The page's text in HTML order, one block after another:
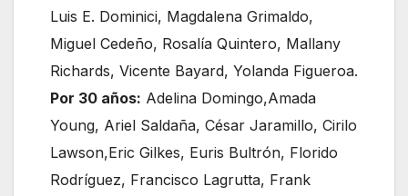
Luis E. Dominici, Magdalena Grimaldo,
Miguel Cedeño, Rosalía Quintero, Mallany
Richards, Vicente Bayard, Yolanda Figueroa.
Por 30 años: Adelina Domingo,Amada
Young, Ariel Saldaña, César Jaramillo, Cirilo
Lawson,Eric Gilkes, Euris Bultrón, Florido
Rodríguez, Francisco Lagrutta, Frank